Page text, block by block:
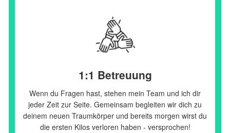
1:1 Betreuung
Wenn du Fragen hast, stehen mein Team und ich dir
jeder Zeit zur Seite. Gemeinsam begleiten wir dich zu
deinem neuen Traumkörper und bereits morgen wirst du
die ersten Kilos verloren haben - versprochen!